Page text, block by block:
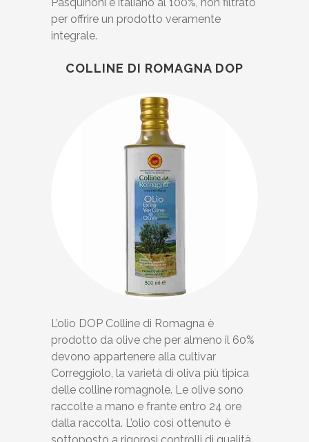
Pasquinoni è italiano al 100%, non filtrato
per offrire un prodotto veramente
integrale.
COLLINE DI ROMAGNA DOP
L’olio DOP Colline di Romagna è
prodotto da olive che per almeno il 60%
devono appartenere alla cultivar
Correggiolo, la varietà di oliva più tipica
delle colline romagnole. Le olive sono
raccolte a mano e frante entro 24 ore
dalla raccolta. L’olio così ottenuto è